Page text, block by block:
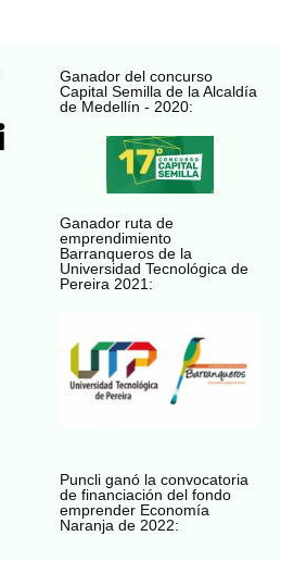
Ganador del concurso
Capital Semilla de la Alcaldía
de Medellín - 2020:
Ganador ruta de
emprendimiento
Barranqueros de la
Universidad Tecnológica de
Pereira 2021:
Puncli ganó la convocatoria
de financiación del fondo
emprender Economía
Naranja de 2022: